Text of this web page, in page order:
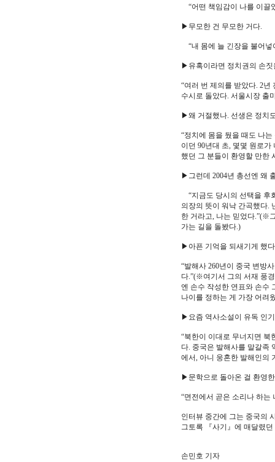
“어떤 책임감이 나를 이끌
▶무모한 건 무모한 거다.
“내 몸에 늘 긴장을 불어넣
▶유혹이라면 정치권의 손짓
“여러 번 제의를 받았다. 2
수시로 돌았다. 서울시장 출
▶왜 거절했나. 선생은 정치
“정치에 몸을 뒀을 때도 나
이던 90년대 초, 몇몇 원로
했던 그 분들이 환영할 만한
▶그런데 2004년 총선엔 왜
“지금도 당시의 선택을 후
의장의 뜻이 워낙 간곡했다.
한 거라고, 나는 믿었다.”(※
가는 길을 돌봤다.)
▶아픈 기억을 되새기게 했
“발해사 260년이 중국 변방
다.”(※여기서 그의 서재 풍
엔 손수 작성한 연표와 손수
나이를 정하는 게 가장 어려
▶요즘 역사소설이 유독 인
“북한이 이대로 무너지면 북
다. 중국은 발해사를 말갈족
에서, 아니 웅혼한 발해인의
▶문학으로 돌아온 걸 환영
“면전에서 곧은 소리나 하는
인터뷰 중간에 그는 중국의
그토록 『사기』에 매달렸
손민호 기자